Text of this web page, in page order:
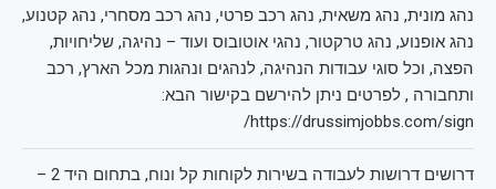
נהג מונית, נהג משאית, נהג רכב פרטי, נהג רכב מסחרי, נהג קטנוע,
נהג אופנוע, נהג טרקטור, נהגי אוטובוס ועוד – נהיגה, שליחויות,
הפצה, וכל סוגי עבודות הנהיגה, לנהגים ונהגות מכל הארץ, רכב
ותחבורה , לפרטים ניתן להירשם בקישור הבא:
https://drussimjobbs.com/sign/
דרושים דרושות לעבודה בשירות לקוחות קל ונוח, בתחום היד 2 –